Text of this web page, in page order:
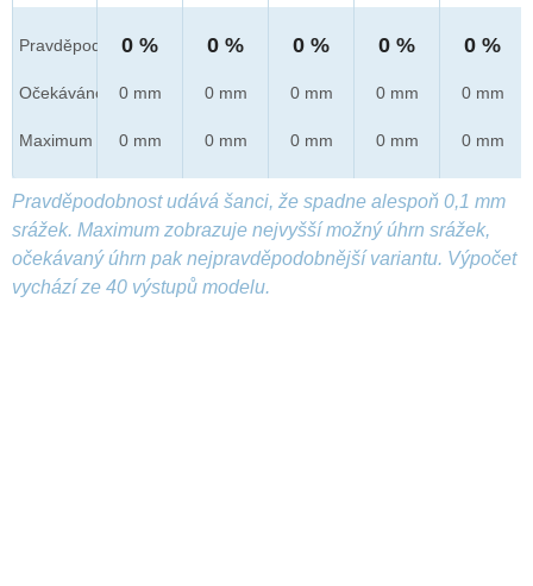
Pravděpod.
Očekáváno
Maximum
0 %
0 mm
0 mm
0 %
0 mm
0 mm
0 %
0 mm
0 mm
0 %
0 mm
0 mm
0 %
0 mm
0 mm
Pravděpodobnost udává šanci, že spadne alespoň 0,1 mm
srážek. Maximum zobrazuje nejvyšší možný úhrn srážek,
očekávaný úhrn pak nejpravděpodobnější variantu. Výpočet
vychází ze 40 výstupů modelu.